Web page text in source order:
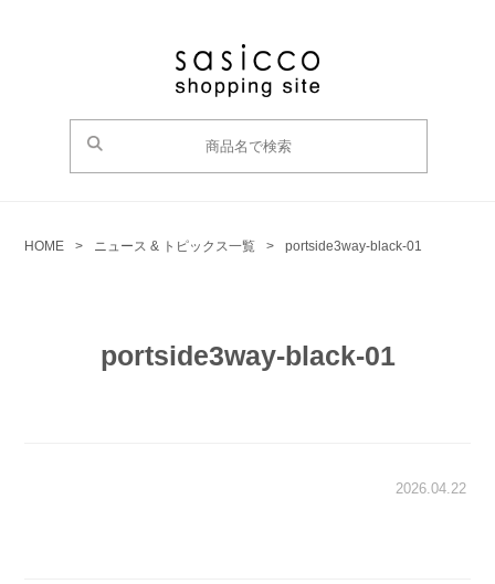
HOME > ニュース & トピックス一覧 > portside3way-black-01
portside3way-black-01
2026.04.22